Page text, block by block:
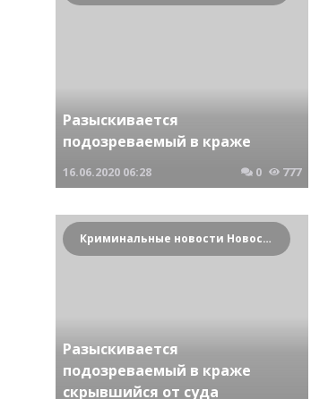
Разыскивается
подозреваемый в краже
16.06.2020 06:28 0 777
Криминальные новости Новосибирска и Сибирского региона
Разыскивается
подозреваемый в краже
скрывшийся от суда